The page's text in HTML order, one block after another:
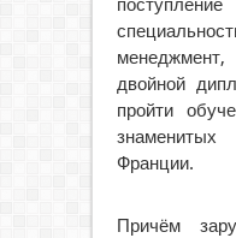
двойной
пройти
Франции.
Причём